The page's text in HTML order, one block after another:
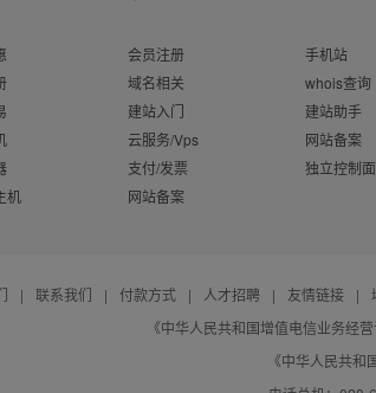
机
会员注册
域名相关
建站入门
云服务/Vps
支付/发票
网站备案
手机站
whois查询
建站助手
网站备案
独立控制
| 联系我们 | 付款方式 | 人才招聘 | 友情链接 |
《中华人民共和国增值电信业务经
《中华人民共